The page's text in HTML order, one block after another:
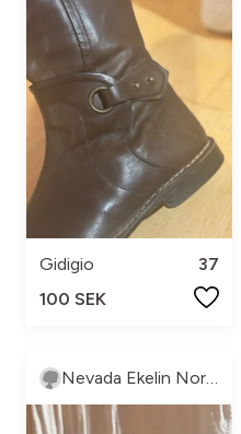
Gidigio
37
100 SEK
Nevada Ekelin Norström